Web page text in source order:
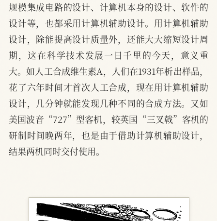
规模集成电路的设计、计算机本身的设计、软件的
设计等，也都采用计算机辅助设计。用计算机辅助
设计，除能提高设计质量外，还能大大缩短设计周
期，这在科学技术发展一日千里的今天，意义重
大。如人工合成维生素A，人们在1931年析出样品，
花了六年时间才首次人工合成，现在用计算机辅助
设计，几分钟就能发现几种不同的合成方法。又如
美国波音“727”型客机，较英国“三叉戟”客机的
研制时间晚两年，也是由于借助计算机辅助设计，
结果两机同时交付使用。